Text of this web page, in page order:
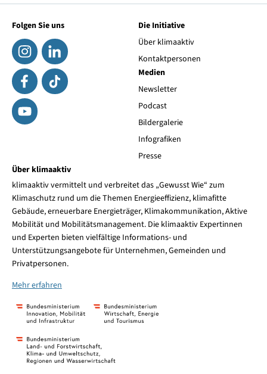
Folgen Sie uns
Die Initiative
Über klimaaktiv
Kontaktpersonen
Medien
Newsletter
Podcast
Bildergalerie
Infografiken
Presse
Über klimaaktiv
klimaaktiv vermittelt und verbreitet das „Gewusst Wie“ zum
Klimaschutz rund um die Themen Energieeffizienz, klimafitte
Gebäude, erneuerbare Energieträger, Klimakommunikation, Aktive
Mobilität und Mobilitätsmanagement. Die klimaaktiv Expertinnen
und Experten bieten vielfältige Informations- und
Unterstützungsangebote für Unternehmen, Gemeinden und
Privatpersonen.
Mehr erfahren